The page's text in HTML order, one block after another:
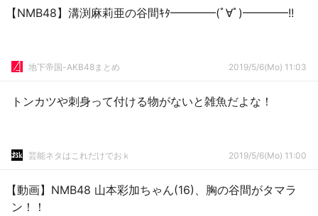
【NMB48】溝渕麻莉亜の谷間ｷﾀ━━━━(ﾟ∀ﾟ)━━━━!!
地下帝国-AKB48まとめ 2019/5/6(Mo) 11:03
トンカツや刺身って付ける物がないと雑魚だよな！
芸能ネタはこれだけでおｋ 2019/5/6(Mo) 11:00
【動画】NMB48 山本彩加ちゃん(16)、胸の谷間がタマラ
ン！！